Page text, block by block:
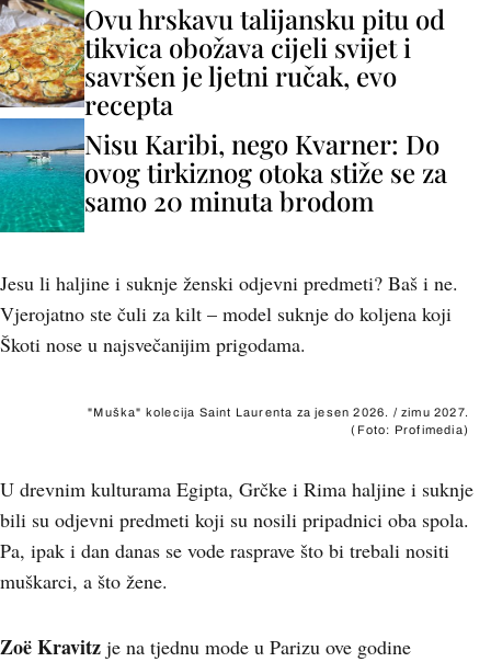
Ovu hrskavu talijansku pitu od
tikvica obožava cijeli svijet i
savršen je ljetni ručak, evo
recepta
Nisu Karibi, nego Kvarner: Do
ovog tirkiznog otoka stiže se za
samo 20 minuta brodom
Jesu li haljine i suknje ženski odjevni predmeti? Baš i ne.
Vjerojatno ste čuli za kilt – model suknje do koljena koji
Škoti nose u najsvečanijim prigodama.
"Muška" kolecija Saint Laurenta za jesen 2026. / zimu 2027.
(Foto: Profimedia)
U drevnim kulturama Egipta, Grčke i Rima haljine i suknje
bili su odjevni predmeti koji su nosili pripadnici oba spola.
Pa, ipak i dan danas se vode rasprave što bi trebali nositi
muškarci, a što žene.
Zoë Kravitz je na tjednu mode u Parizu ove godine